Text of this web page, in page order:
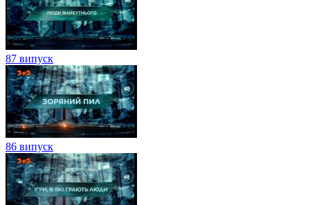
87 випуск
86 випуск